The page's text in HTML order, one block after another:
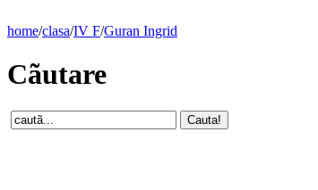
home/clasa/IV F/Guran Ingrid
Cãutare